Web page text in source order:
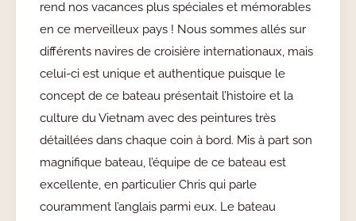
rend nos vacances plus spéciales et mémorables
en ce merveilleux pays ! Nous sommes allés sur
différents navires de croisière internationaux, mais
celui-ci est unique et authentique puisque le
concept de ce bateau présentait l’histoire et la
culture du Vietnam avec des peintures très
détaillées dans chaque coin à bord. Mis à part son
magnifique bateau, l’équipe de ce bateau est
excellente, en particulier Chris qui parle
couramment l’anglais parmi eux. Le bateau